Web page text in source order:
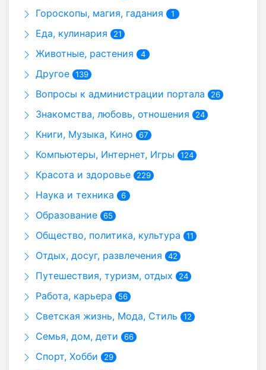
Гороскопы, магия, гадания 1
Еда, кулинария 21
Животные, растения 4
Другое 139
Вопросы к администрации портала 26
Знакомства, любовь, отношения 24
Книги, Музыка, Кино 67
Компьютеры, Интернет, Игры 124
Красота и здоровье 229
Наука и техника 6
Образование 65
Общество, политика, культура 11
Отдых, досуг, развлечения 42
Путешествия, туризм, отдых 24
Работа, карьера 56
Светская жизнь, Мода, Стиль 12
Семья, дом, дети 66
Спорт, Хобби 29